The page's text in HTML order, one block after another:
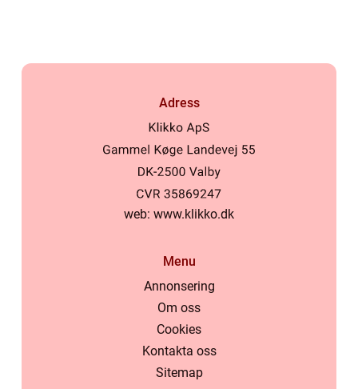
Adress
web: www.klikko.dk
Menu
Annonsering
Om oss
Cookies
Kontakta oss
Sitemap